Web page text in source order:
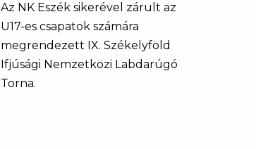
Az NK Eszék sikerével zárult az
U17-es csapatok számára
megrendezett IX. Székelyföld
Ifjúsági Nemzetközi Labdarúgó
Torna.